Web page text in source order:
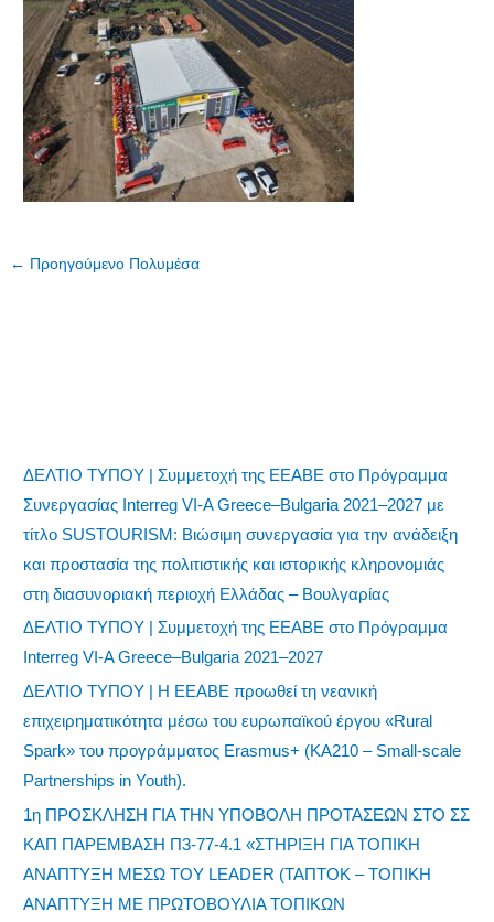
← Προηγούμενο Πολυμέσα
ΔΕΛΤΙΟ ΤΥΠΟΥ | Συμμετοχή της ΕΕΑΒΕ στο Πρόγραμμα
Συνεργασίας Interreg VI-A Greece–Bulgaria 2021–2027 με
τίτλο SUSTOURISM: Βιώσιμη συνεργασία για την ανάδειξη
και προστασία της πολιτιστικής και ιστορικής κληρονομιάς
στη διασυνοριακή περιοχή Ελλάδας – Βουλγαρίας
ΔΕΛΤΙΟ ΤΥΠΟΥ | Συμμετοχή της ΕΕΑΒΕ στο Πρόγραμμα
Interreg VI-A Greece–Bulgaria 2021–2027
ΔΕΛΤΙΟ ΤΥΠΟΥ | Η ΕΕΑΒΕ προωθεί τη νεανική
επιχειρηματικότητα μέσω του ευρωπαϊκού έργου «Rural
Spark» του προγράμματος Erasmus+ (KA210 – Small-scale
Partnerships in Youth).
1η ΠΡΟΣΚΛΗΣΗ ΓΙΑ ΤΗΝ ΥΠΟΒΟΛΗ ΠΡΟΤΑΣΕΩΝ ΣΤΟ ΣΣ
ΚΑΠ ΠΑΡΕΜΒΑΣΗ Π3-77-4.1 «ΣΤΗΡΙΞΗ ΓΙΑ ΤΟΠΙΚΗ
ΑΝΑΠΤΥΞΗ ΜΕΣΩ ΤΟΥ LEADER (ΤΑΠΤΟΚ – ΤΟΠΙΚΗ
ΑΝΑΠΤΥΞΗ ΜΕ ΠΡΩΤΟΒΟΥΛΙΑ ΤΟΠΙΚΩΝ